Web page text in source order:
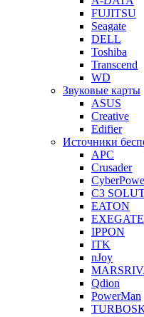
FUJITSU
Seagate
DELL
Toshiba
Transcend
WD
Звуковые карты
ASUS
Creative
Edifier
Источники
APC
Crusader
C3
EATON
EXEGATE
IPPON
ITK
nJoy
Qdion
PowerMan